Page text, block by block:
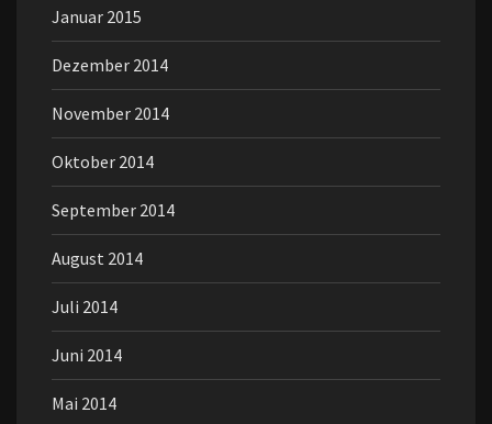
Januar 2015
Dezember 2014
November 2014
Oktober 2014
September 2014
August 2014
Juli 2014
Juni 2014
Mai 2014